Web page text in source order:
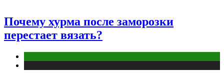
Почему хурма после заморозки
перестает вязать?